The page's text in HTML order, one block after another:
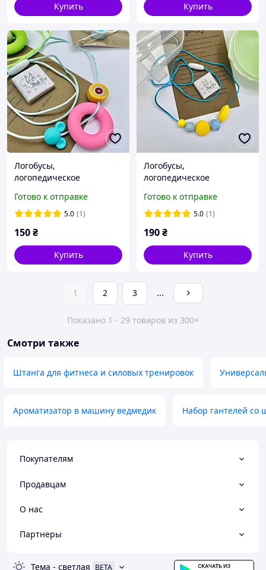
Купить Купить
Логобусы,
логопедическое
Готово к отправке
5.0 (1)
150₴
Купить
Логобусы,
логопедическое
Готово к отправке
5.0 (1)
190₴
Купить
1 2 3 ...
Показано 1 - 29 товаров из 300+
Смотри также
Штанга для фитнеса и силовых тренировок
Ароматизатор в машину ведмедик Набор гантелей со
Покупателям
Продавцам
О нас
Партнеры
Тема - светлая BETA